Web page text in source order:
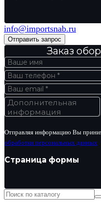
info@importsnab.ru
Отправить запрос
Заказ
Отправляя информацию Вы
обработки персональных данных
Страница формы